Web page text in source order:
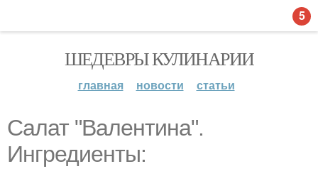
ШЕДЕВРЫ КУЛИНАРИИ
главная новости статьи
Салат "Валентина".
Ингредиенты:
5